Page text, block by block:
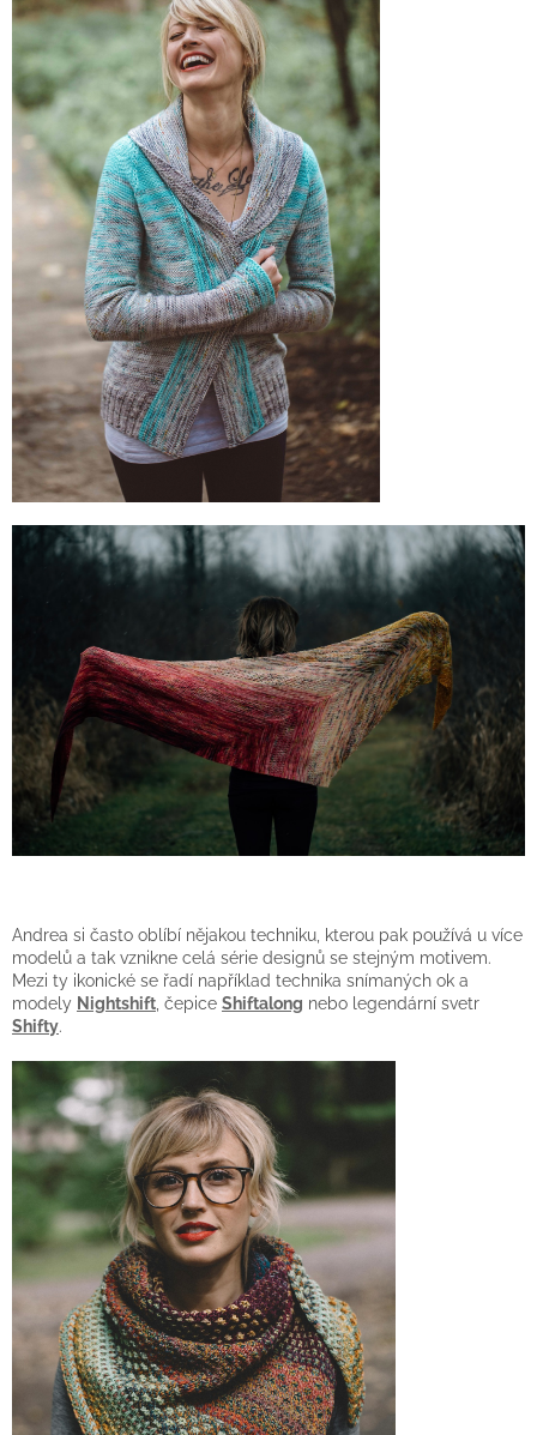
Andrea si často oblíbí nějakou techniku, kterou pak používá u více
modelů a tak vznikne celá série designů se stejným motivem.
Mezi ty ikonické se řadí například technika snímaných ok a
modely Nightshift, čepice Shiftalong nebo legendární svetr
Shifty.